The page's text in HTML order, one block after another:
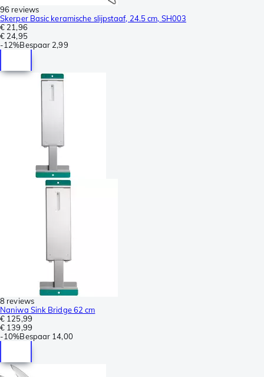
96 reviews
Skerper Basic keramische slijpstaaf, 24.5 cm, SH003
€ 21,96
€ 24,95
-12%Bespaar 2,99
8 reviews
Naniwa Sink Bridge 62 cm
€ 125,99
€ 139,99
-10%Bespaar 14,00